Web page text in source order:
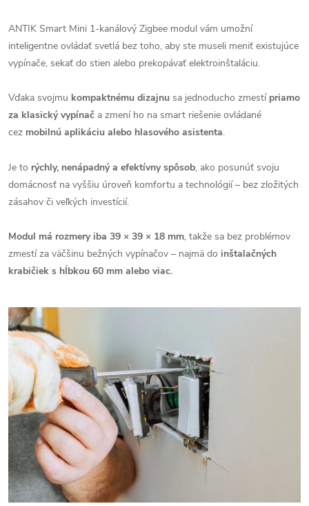
ANTIK Smart Mini 1-kanálový Zigbee modul vám umožní
inteligentne ovládať svetlá bez toho, aby ste museli meniť existujúce
vypínače, sekať do stien alebo prekopávať elektroinštaláciu.
Vďaka svojmu kompaktnému dizajnu sa jednoducho zmestí priamo
za klasický vypínač a zmení ho na smart riešenie ovládané
cez mobilnú aplikáciu alebo hlasového asistenta.
Je to rýchly, nenápadný a efektívny spôsob, ako posunúť svoju
domácnosť na vyššiu úroveň komfortu a technológií – bez zložitých
zásahov či veľkých investícií.
Modul má rozmery iba 39 × 39 × 18 mm, takže sa bez problémov
zmestí za väčšinu bežných vypínačov – najmä do inštalačných
krabičiek s hĺbkou 60 mm alebo viac.